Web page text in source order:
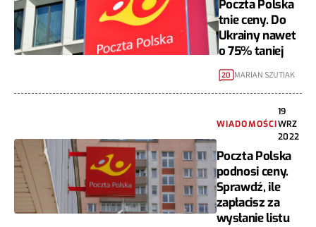
Poczta Polska
tnie ceny. Do
Ukrainy nawet
o 75% taniej
20 MARIAN SZUTIAK
WIADOMOŚCI
19
WRZ
2022
Poczta Polska
podnosi ceny.
Sprawdź, ile
zapłacisz za
wysłanie listu